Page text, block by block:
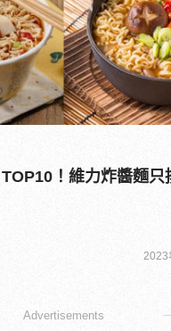
！維力炸醬麵只
2023
Advertisements